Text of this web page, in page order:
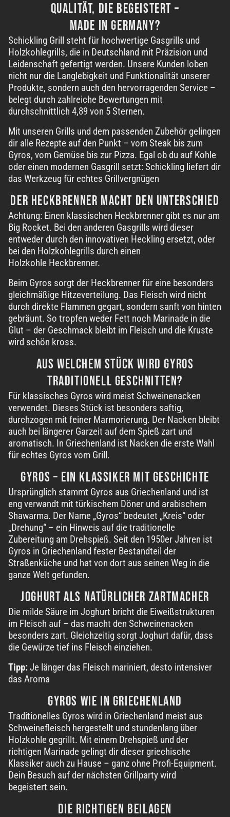
QUALITÄT, DIE BEGEISTERT –
MADE IN GERMANY?
Schickling Grill steht für hochwertige Gasgrills und
Holzkohlegrills, die in Deutschland mit Präzision und
Leidenschaft gefertigt werden. Unsere Kunden loben
nicht nur die Langlebigkeit und Funktionalität unserer
Produkte, sondern auch den hervorragenden Service –
belegt durch zahlreiche Bewertungen mit
durchschnittlich 4,89 von 5 Sternen.
Mit unseren Grills und dem passenden Zubehör gelingen
dir alle Rezepte auf den Punkt – vom Steak bis zum
Gyros, vom Gemüse bis zur Pizza. Egal ob du auf Kohle
oder einen modernen Gasgrill setzt: Schickling liefert dir
das Werkzeug für echtes Grillvergnügen
DER HECKBRENNER MACHT DEN UNTERSCHIED
Achtung: Einen klassischen Heckbrenner gibt es nur am
Big Rocket. Bei den anderen Gasgrills wird dieser
entweder durch den innovativen Heckling ersetzt, oder
bei den Holzkohlegrills durch einen
Holzkohle Heckbrenner.
Beim Gyros sorgt der Heckbrenner für eine besonders
gleichmäßige Hitzeverteilung. Das Fleisch wird nicht
durch direkte Flammen gegart, sondern sanft von hinten
gebräunt. So tropfen weder Fett noch Marinade in die
Glut – der Geschmack bleibt im Fleisch und die Kruste
wird schön kross.
AUS WELCHEM STÜCK WIRD GYROS
TRADITIONELL GESCHNITTEN?
Für klassisches Gyros wird meist Schweinenacken
verwendet. Dieses Stück ist besonders saftig,
durchzogen mit feiner Marmorierung. Der Nacken bleibt
auch bei längerer Garzeit auf dem Spieß zart und
aromatisch. In Griechenland ist Nacken die erste Wahl
für echtes Gyros vom Grill.
GYROS – EIN KLASSIKER MIT GESCHICHTE
Ursprünglich stammt Gyros aus Griechenland und ist
eng verwandt mit türkischem Döner und arabischem
Shawarma. Der Name „Gyros“ bedeutet „Kreis“ oder
„Drehung“ – ein Hinweis auf die traditionelle
Zubereitung am Drehspieß. Seit den 1950er Jahren ist
Gyros in Griechenland fester Bestandteil der
Straßenküche und hat von dort aus seinen Weg in die
ganzeWelt gefunden.
JOGHURT ALS NATÜRLICHER ZARTMACHER
Die milde Säure im Joghurt bricht die Eiweißstrukturen
im Fleisch auf – das macht den Schweinenacken
besonders zart. Gleichzeitig sorgt Joghurt dafür, dass
die Gewürze tief ins Fleisch einziehen.
Tipp:Je länger das Fleisch mariniert, desto intensiver
das Aroma
GYROS WIE IN GRIECHENLAND
Traditionelles Gyros wird in Griechenland meist aus
Schweinefleisch hergestellt und stundenlang über
Holzkohle gegrillt. Mit einem Drehspieß und der
richtigen Marinade gelingt dir dieser griechische
Klassiker auch zu Hause – ganz ohne Profi-Equipment.
Dein Besuch auf der nächsten Grillparty wird
begeistert sein.
DIE RICHTIGEN BEILAGEN